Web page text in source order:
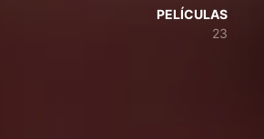
PELÍCULAS
23